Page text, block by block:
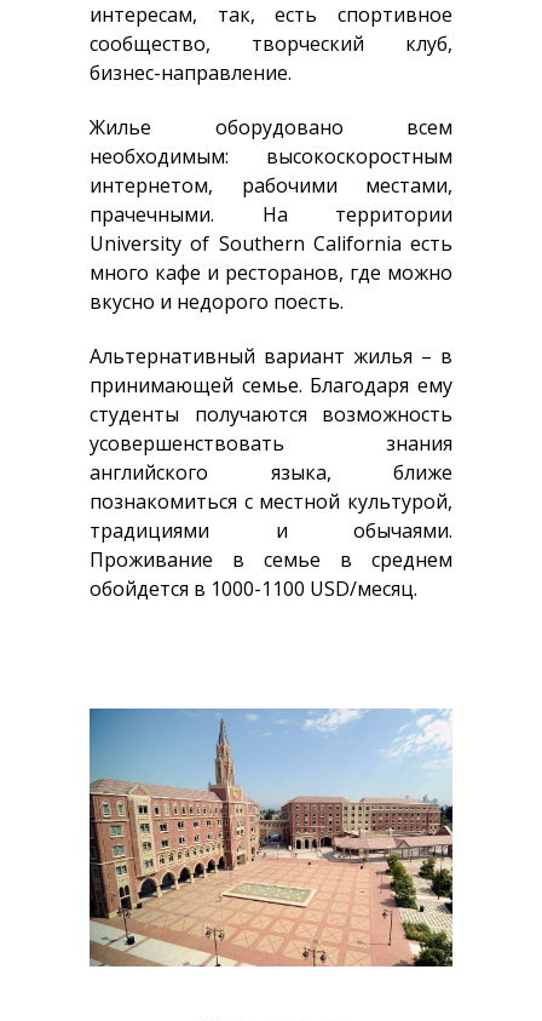
интересам, так, есть спортивное
сообщество, творческий клуб,
бизнес-направление.
Жилье оборудовано всем
необходимым: высокоскоростным
интернетом, рабочими местами,
прачечными. На территории
University of Southern California есть
много кафе и ресторанов, где можно
вкусно и недорого поесть.
Альтернативный вариант жилья – в
принимающей семье. Благодаря ему
студенты получаются возможность
усовершенствовать знания
английского языка, ближе
познакомиться с местной культурой,
традициями и обычаями.
Проживание в семье в среднем
обойдется в 1000-1100 USD/месяц.